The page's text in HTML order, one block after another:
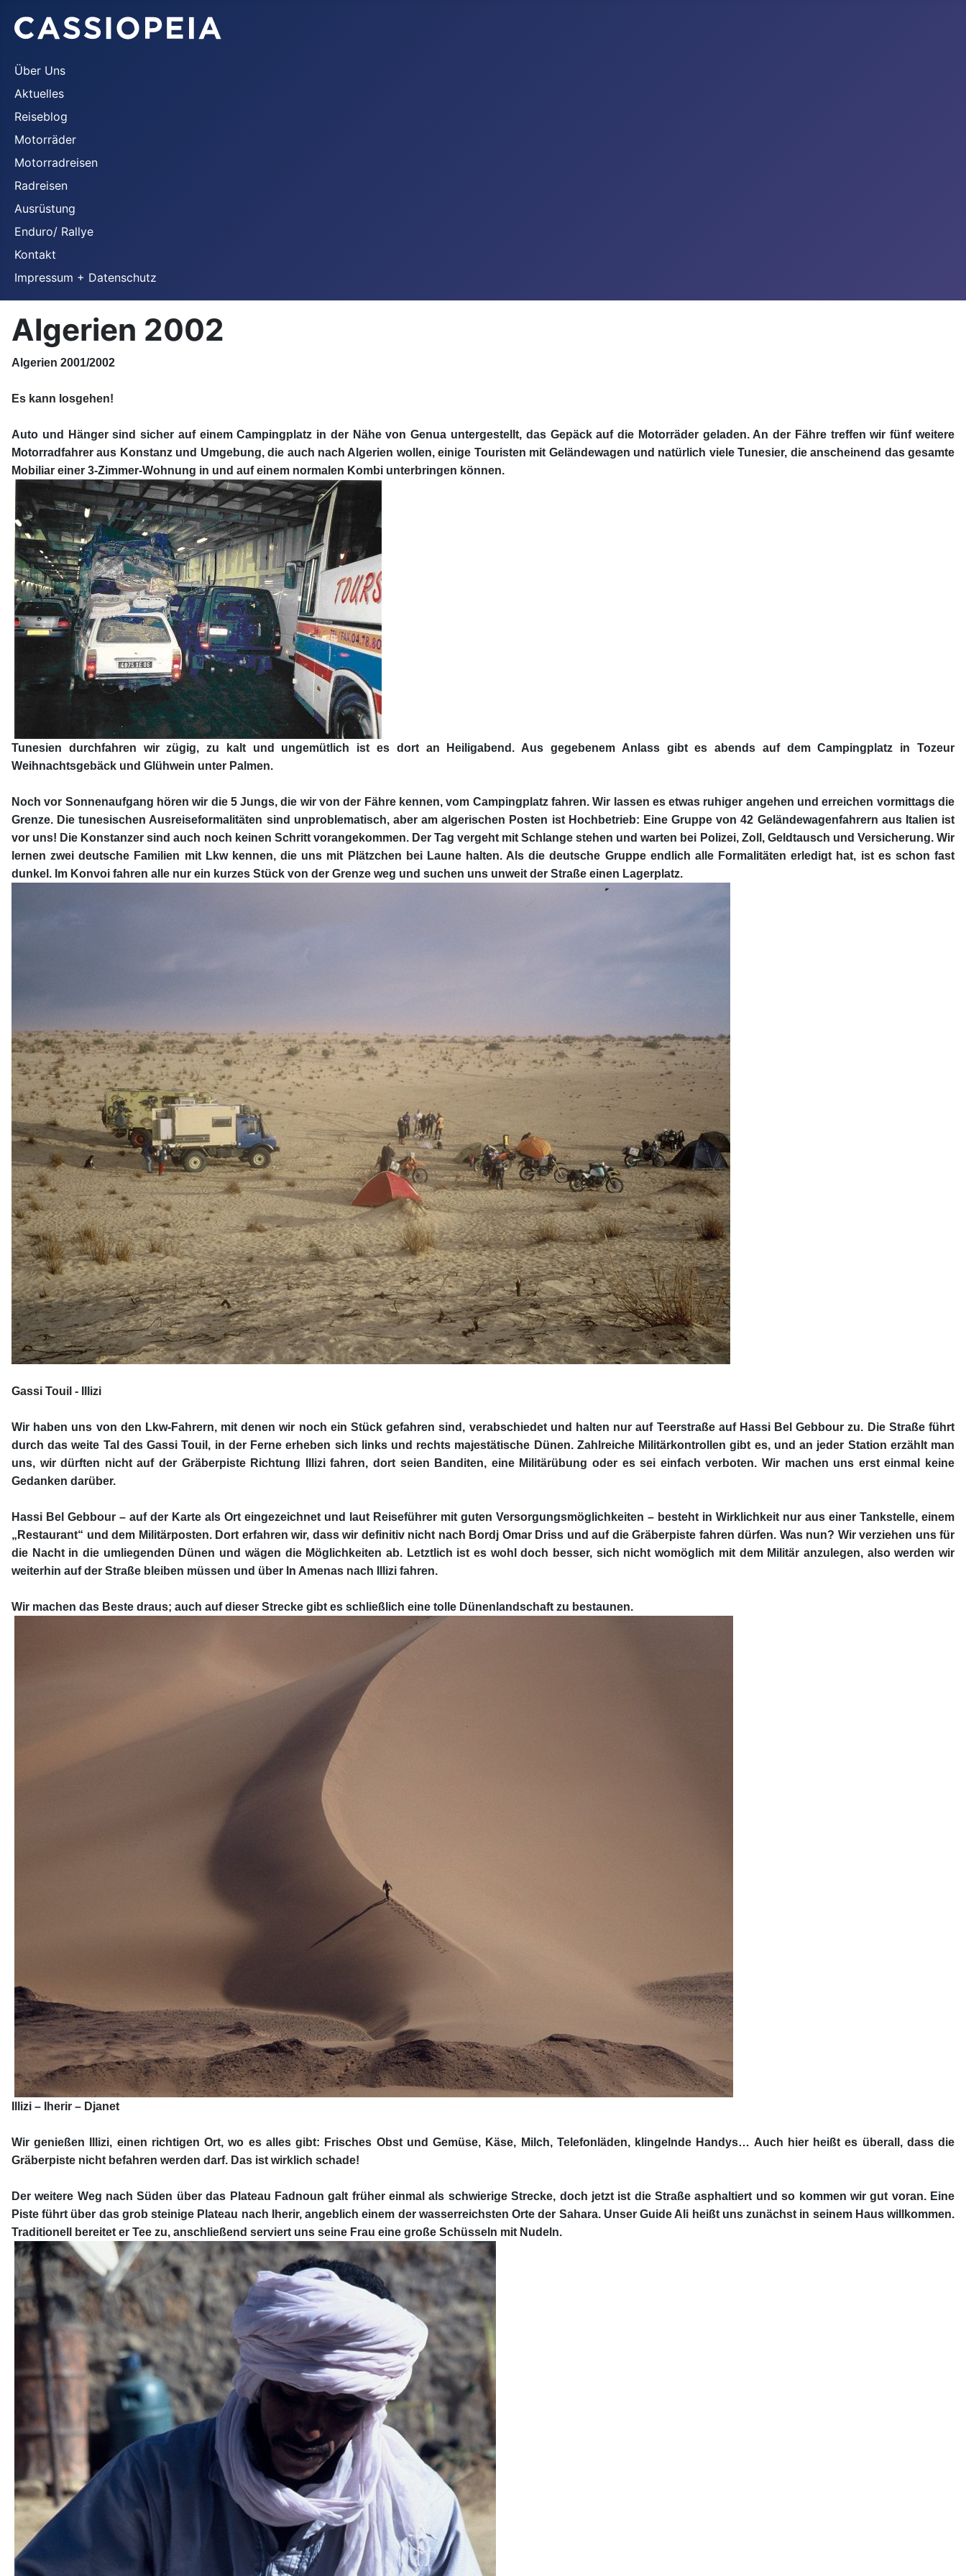
Über Uns
Aktuelles
Reiseblog
Motorräder
Motorradreisen
Radreisen
Ausrüstung
Enduro/ Rallye
Kontakt
Impressum + Datenschutz
Algerien 2002
Algerien 2001/2002
Es kann losgehen!
Auto und Hänger sind sicher auf einem Campingplatz in der Nähe von Genua untergestellt, das Gepäck auf die Motorräder geladen. An der Fähre treffen wir fünf weitere
Motorradfahrer aus Konstanz und Umgebung, die auch nach Algerien wollen, einige Touristen mit Geländewagen und natürlich viele Tunesier, die anscheinend das gesamte
Mobiliar einer 3-Zimmer-Wohnung in und auf einem normalen Kombi unterbringen können.
Tunesien durchfahren wir zügig, zu kalt und ungemütlich ist es dort an Heiligabend. Aus gegebenem Anlass gibt es abends auf dem Campingplatz in Tozeur
Weihnachtsgebäck und Glühwein unter Palmen.
Noch vor Sonnenaufgang hören wir die 5 Jungs, die wir von der Fähre kennen, vom Campingplatz fahren. Wir lassen es etwas ruhiger angehen und erreichen vormittags die
Grenze. Die tunesischen Ausreiseformalitäten sind unproblematisch, aber am algerischen Posten ist Hochbetrieb: Eine Gruppe von 42 Geländewagenfahrern aus Italien ist
vor uns! Die Konstanzer sind auch noch keinen Schritt vorangekommen. Der Tag vergeht mit Schlange stehen und warten bei Polizei, Zoll, Geldtausch und Versicherung. Wir
lernen zwei deutsche Familien mit Lkw kennen, die uns mit Plätzchen bei Laune halten. Als die deutsche Gruppe endlich alle Formalitäten erledigt hat, ist es schon fast
dunkel. Im Konvoi fahren alle nur ein kurzes Stück von der Grenze weg und suchen uns unweit der Straße einen Lagerplatz.
Gassi Touil - Illizi
Wir haben uns von den Lkw-Fahrern, mit denen wir noch ein Stück gefahren sind, verabschiedet und halten nur auf Teerstraße auf Hassi Bel Gebbour zu. Die Straße führt
durch das weite Tal des Gassi Touil, in der Ferne erheben sich links und rechts majestätische Dünen. Zahlreiche Militärkontrollen gibt es, und an jeder Station erzählt man
uns, wir dürften nicht auf der Gräberpiste Richtung Illizi fahren, dort seien Banditen, eine Militärübung oder es sei einfach verboten. Wir machen uns erst einmal keine
Gedanken darüber.
Hassi Bel Gebbour – auf der Karte als Ort eingezeichnet und laut Reiseführer mit guten Versorgungsmöglichkeiten – besteht in Wirklichkeit nur aus einer Tankstelle, einem
„Restaurant“ und dem Militärposten. Dort erfahren wir, dass wir definitiv nicht nach Bordj Omar Driss und auf die Gräberpiste fahren dürfen. Was nun? Wir verziehen uns für
die Nacht in die umliegenden Dünen und wägen die Möglichkeiten ab. Letztlich ist es wohl doch besser, sich nicht womöglich mit dem Militär anzulegen, also werden wir
weiterhin auf der Straße bleiben müssen und über In Amenas nach Illizi fahren.
Wir machen das Beste draus; auch auf dieser Strecke gibt es schließlich eine tolle Dünenlandschaft zu bestaunen.
Illizi – Iherir – Djanet
Wir genießen Illizi, einen richtigen Ort, wo es alles gibt: Frisches Obst und Gemüse, Käse, Milch, Telefonläden, klingelnde Handys… Auch hier heißt es überall, dass die
Gräberpiste nicht befahren werden darf. Das ist wirklich schade!
Der weitere Weg nach Süden über das Plateau Fadnoun galt früher einmal als schwierige Strecke, doch jetzt ist die Straße asphaltiert und so kommen wir gut voran. Eine
Piste führt über das grob steinige Plateau nach Iherir, angeblich einem der wasserreichsten Orte der Sahara. Unser Guide Ali heißt uns zunächst in seinem Haus willkommen.
Traditionell bereitet er Tee zu, anschließend serviert uns seine Frau eine große Schüsseln mit Nudeln.